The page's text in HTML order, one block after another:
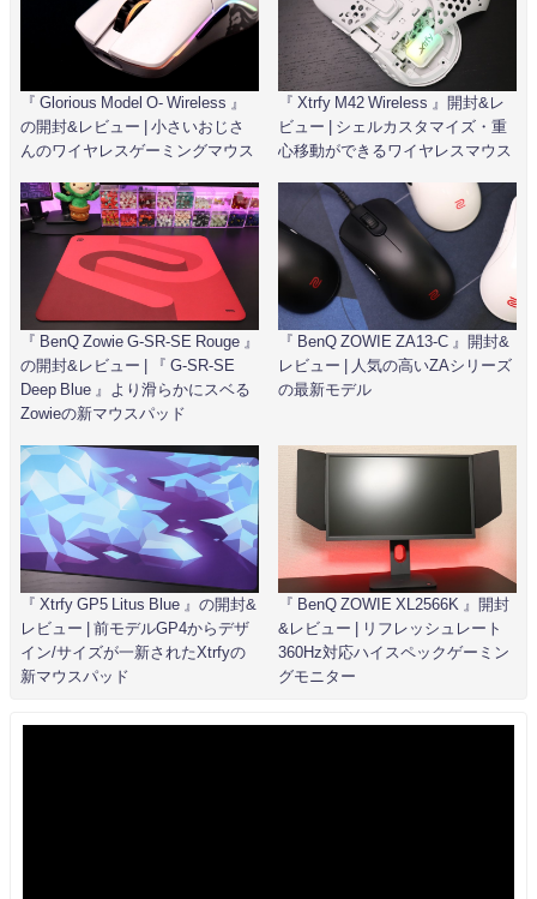
『 Glorious Model O- Wireless 』
の開封&レビュー | 小さいおじさ
んのワイヤレスゲーミングマウス
『 Xtrfy M42 Wireless 』開封&レ
ビュー | シェルカスタマイズ・重
心移動ができるワイヤレスマウス
『 BenQ Zowie G-SR-SE Rouge 』
の開封&レビュー | 『 G-SR-SE
Deep Blue 』より滑らかにスベる
Zowieの新マウスパッド
『 BenQ ZOWIE ZA13-C 』開封&
レビュー | 人気の高いZAシリーズ
の最新モデル
『 Xtrfy GP5 Litus Blue 』の開封&
レビュー | 前モデルGP4からデザ
イン/サイズが一新されたXtrfyの
新マウスパッド
『 BenQ ZOWIE XL2566K 』開封
&レビュー | リフレッシュレート
360Hz対応ハイスペックゲーミン
グモニター